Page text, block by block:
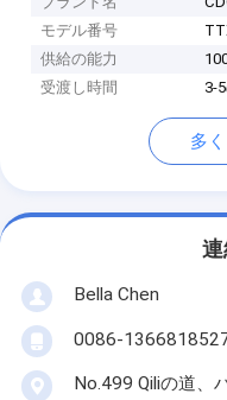
モデル番号
供給の能力
受渡し時間
3-
多
Bella Chen
0086-
No.499 Qiliの道、